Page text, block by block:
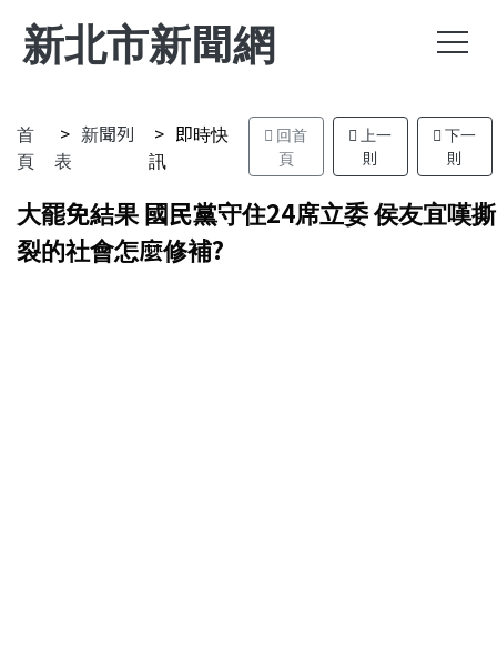
新北市新聞網
首
頁
新聞列
表
即時快
訊
回首
頁
上一
則
下一
則
大罷免結果 國民黨守住24席立委 侯友宜嘆撕
裂的社會怎麼修補?